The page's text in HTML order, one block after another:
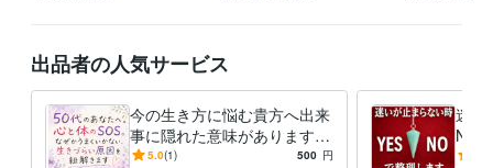
出品者の人気サービス
今の生き方に悩む貴方へ出来
事に隠れた意味があります
あなたの心に寄り添い、今一
5.0(1) 500 円
迷い
NO
締め